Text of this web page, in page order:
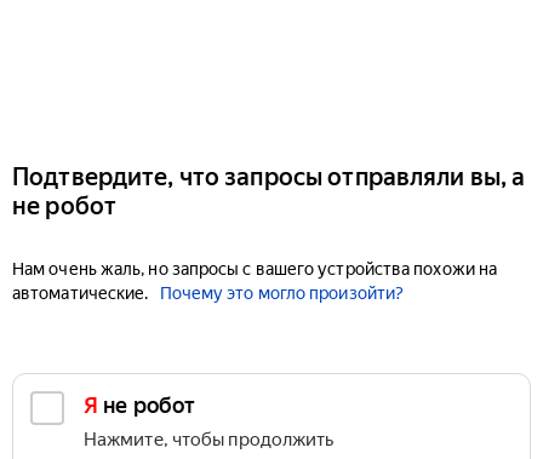
Подтвердите, что запросы отправляли вы, а
не робот
Нам очень жаль, но запросы с вашего устройства похожи на
автоматические.
Почему это могло произойти?
Я не робот
Нажмите, чтобы продолжить